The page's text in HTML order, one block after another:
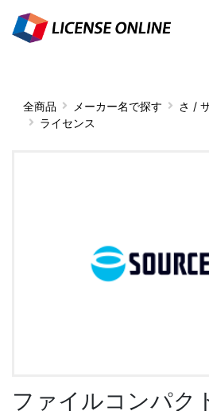
全商品 メーカー名で探す さ /
ライセンス
ファイルコンパク